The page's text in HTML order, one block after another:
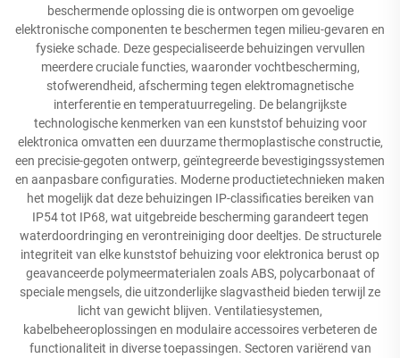
beschermende oplossing die is ontworpen om gevoelige
elektronische componenten te beschermen tegen milieu-gevaren en
fysieke schade. Deze gespecialiseerde behuizingen vervullen
meerdere cruciale functies, waaronder vochtbescherming,
stofwerendheid, afscherming tegen elektromagnetische
interferentie en temperatuurregeling. De belangrijkste
technologische kenmerken van een kunststof behuizing voor
elektronica omvatten een duurzame thermoplastische constructie,
een precisie-gegoten ontwerp, geïntegreerde bevestigingssystemen
en aanpasbare configuraties. Moderne productietechnieken maken
het mogelijk dat deze behuizingen IP-classificaties bereiken van
IP54 tot IP68, wat uitgebreide bescherming garandeert tegen
waterdoordringing en verontreiniging door deeltjes. De structurele
integriteit van elke kunststof behuizing voor elektronica berust op
geavanceerde polymeermaterialen zoals ABS, polycarbonaat of
speciale mengsels, die uitzonderlijke slagvastheid bieden terwijl ze
licht van gewicht blijven. Ventilatiesystemen,
kabelbeheeroplossingen en modulaire accessoires verbeteren de
functionaliteit in diverse toepassingen. Sectoren variërend van